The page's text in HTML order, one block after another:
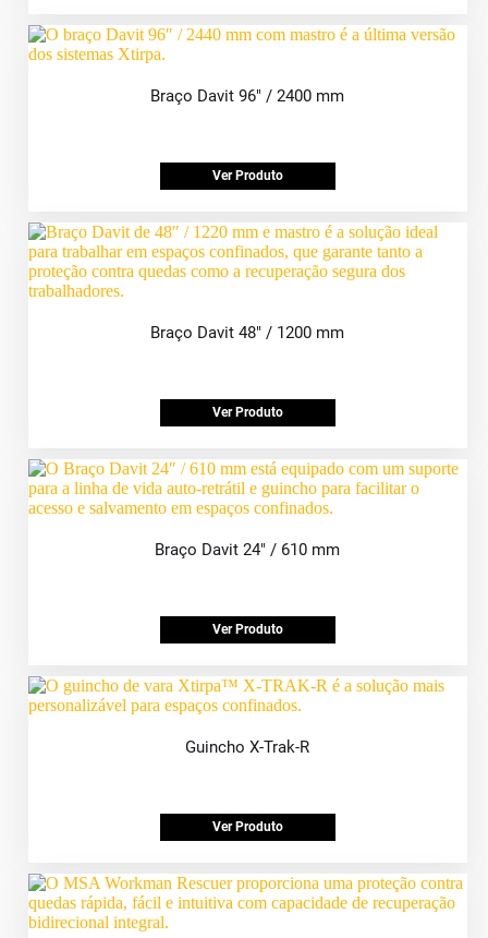
Braço Davit 96″ / 2400 mm
Ver Produto
Braço Davit 48″ / 1200 mm
Ver Produto
Braço Davit 24″ / 610 mm
Ver Produto
Guincho X-Trak-R
Ver Produto